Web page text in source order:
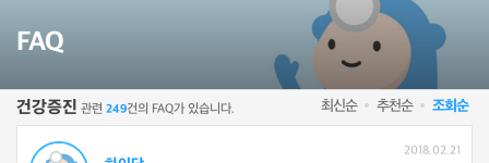
FAQ
건강증진 관련 249건의 FAQ가 있습니다. 최신순 추천순 조회순
2018.02.21